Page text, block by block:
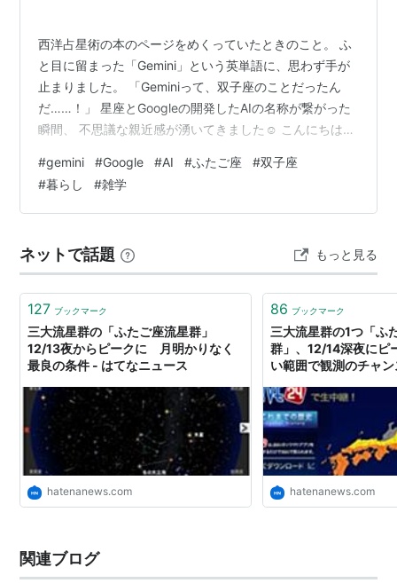
西洋占星術の本のページをめくっていたときのこと。 ふ
と目に留まった「Gemini」という英単語に、思わず手が
止まりました。 「Geminiって、双子座のことだったん
だ……！」 星座とGoogleの開発したAIの名称が繋がった
瞬間、 不思議な親近感が湧いてきました☺ こんにちは。
す。 どうしてこの名前がついているのか。 気になってし
まったので、”Gemini”に聞いてみました。 Geminiが言う
には、この名がついた背景には大きく3つの理由があるよ
2. 未来へ踏み出す「ジェミニ計画」への敬…
#gemini #Google #AI #ふたご座 #双子座
#暮らし #雑学
ネットで話題 もっと見る
127 ブックマーク
三大流星群の「ふたご座流星群」
12/13夜からピークに 月明かりなく
最良の条件 - はてなニュース
hatenanews.com
86 ブックマーク
三大流星群の1つ「ふ
群」、12/14深夜に
い範囲で観測のチャ
hatenanews.com
関連ブログ